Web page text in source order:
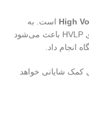
High است. به
معنای قدرت پاشش بیشتر و فشار کمتر. تکنولوژی HVLP باعث می‌شود
انجام داد.
کمک شایانی خواهد